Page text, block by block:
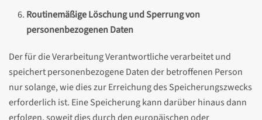
Routinemäßige Löschung und Sperrung von
personenbezogenen Daten
Der für die Verarbeitung Verantwortliche verarbeitet und
speichert personenbezogene Daten der betroffenen Person
nur solange, wie dies zur Erreichung des Speicherungszwecks
erforderlich ist. Eine Speicherung kann darüber hinaus dann